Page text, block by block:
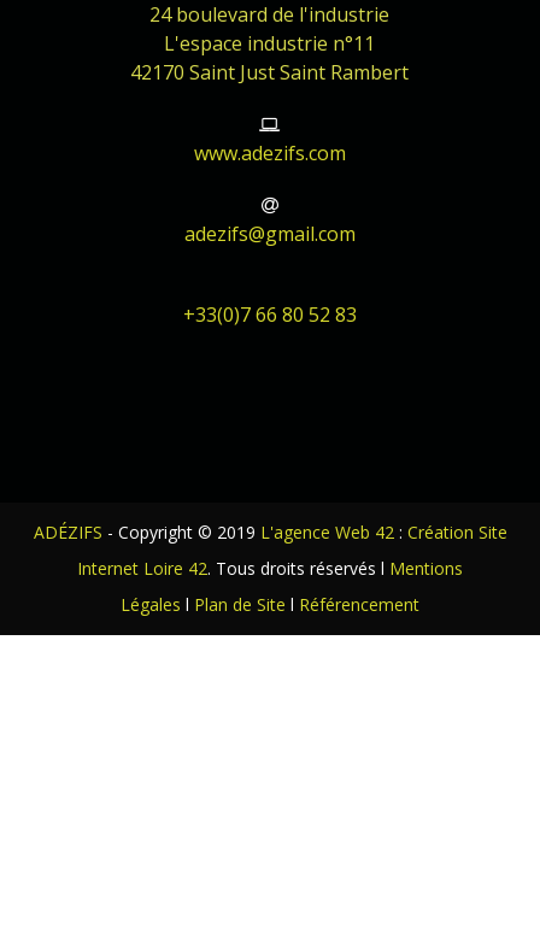
24 boulevard de l'industrie
L'espace industrie n°11
42170 Saint Just Saint Rambert
www.adezifs.com
adezifs@gmail.com
+33(0)7 66 80 52 83
ADÉZIFS - Copyright © 2019 L'agence Web 42: Création Site
Internet Loire 42. Tous droits réservés l Mentions
Légales l Plan de Site l Référencement